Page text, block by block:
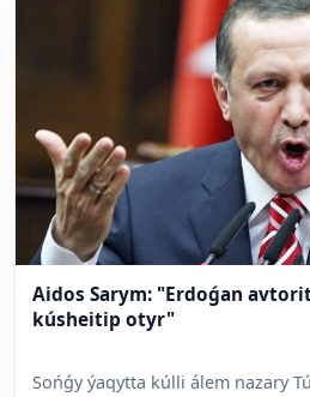
Aidos Sarym: "Erdoǵan
kúsheitip otyr"
Sońǵy ýaqytta kúlli álem nazary